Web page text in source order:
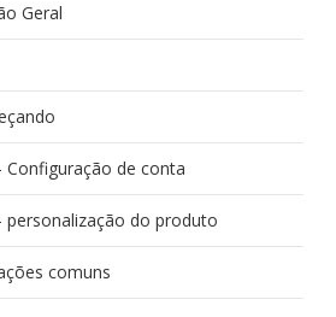
Geral
Configuração de conta
personalização do produto
comuns